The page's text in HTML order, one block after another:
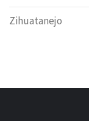
Zihuatanejo